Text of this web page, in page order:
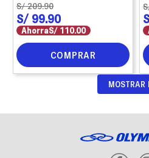
S/ 209.90
S/ 99.90
AhorraS/ 110.00
COMPRAR
MOSTRAR